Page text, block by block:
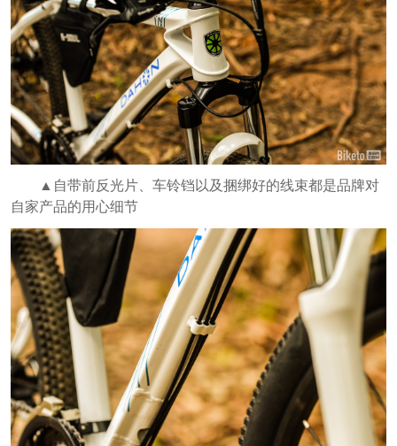
▲自带前反光片、车铃铛以及捆绑好的线束都是品牌对
自家产品的用心细节